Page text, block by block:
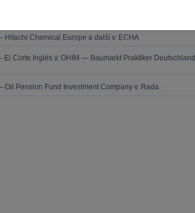
a Sitre v. ECHA
Chemical Europe a další v. ECHA
Corte Inglés v. OHIM — Baumarkt Praktiker Deutschland
Pension Fund Investment Company v. Rada
MCIArb